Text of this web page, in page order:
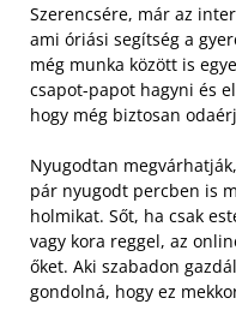
Szerencsére, már az
ami óriási segítség a
még munka között is
csapot-papot hagyni és
hogy még biztosan
Nyugodtan
pár nyugodt percben is
holmikat. Sőt, ha csak
vagy kora reggel, az
őket. Aki szabadon
gondolná, hogy ez